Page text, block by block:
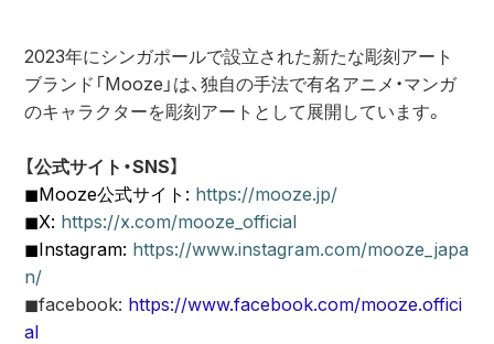
2023年にシンガポールで設立された新たな彫刻アート
ブランド「Mooze」は、独自の手法で有名アニメ・マンガ
のキャラクターを彫刻アートとして展開しています。
【公式サイト・SNS】
◼︎Mooze公式サイト: https://mooze.jp/
◼︎X: https://x.com/mooze_official
◼︎Instagram: https://www.instagram.com/mooze_japa
n/
◼︎facebook: https://www.facebook.com/mooze.offici
al